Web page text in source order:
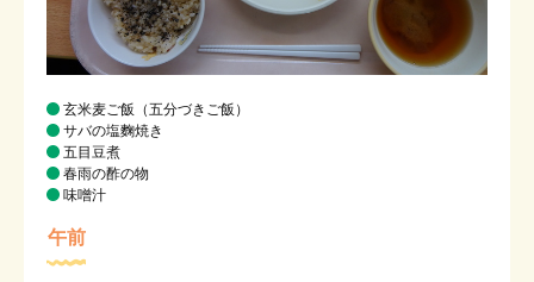
玄米麦ご飯（五分づきご飯）
サバの塩麴焼き
五目豆煮
春雨の酢の物
味噌汁
午前